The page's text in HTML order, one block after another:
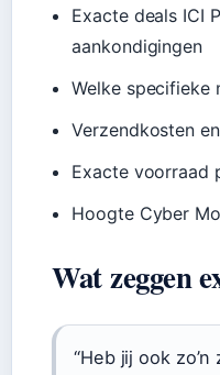
Exacte deals ICI
aankondigingen
Welke specifieke
Verzendkosten
Exacte voorraad
Hoogte Cyber
Wat zeggen
“Heb jij ook